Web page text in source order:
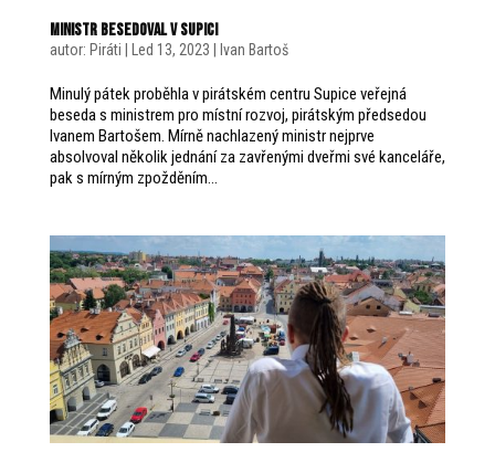
Ministr besedoval v Supici
autor: Piráti Led 13, 2023 Ivan Bartoš
Minulý pátek proběhla v pirátském centru Supice veřejná
beseda s ministrem pro místní rozvoj, pirátským předsedou
Ivanem Bartošem. Mírně nachlazený ministr nejprve
absolvoval několik jednání za zavřenými dveřmi své kanceláře,
pak s mírným zpožděním...